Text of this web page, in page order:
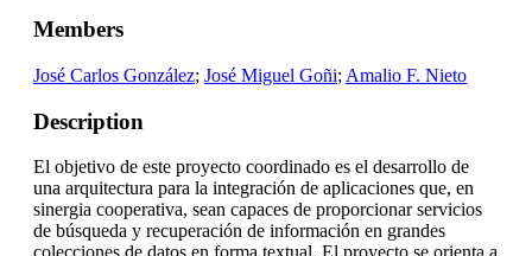
Members
José Carlos González; José Miguel Goñi; Amalio F. Nieto
Description
El objetivo de este proyecto coordinado es el desarrollo de
una arquitectura para la integración de aplicaciones que, en
sinergia cooperativa, sean capaces de proporcionar servicios
de búsqueda y recuperación de información en grandes